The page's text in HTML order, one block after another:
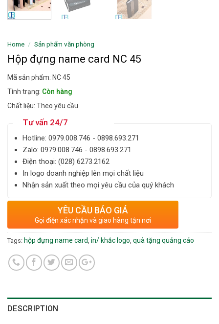
Home / Sản phẩm văn phòng
Hộp đựng name card NC 45
Mã sản phẩm: NC 45
Tình trạng: Còn hàng
Chất liệu: Theo yêu cầu
Tư vấn 24/7
Hotline: ‎0979.008.746 - 0898.693.271
Zalo: ‎‎0979.008.746 - 0898.693.271
Điện thoại: ‎(028) 6273.2162
In logo doanh nghiệp lên mọi chất liệu
Nhận sản xuất theo mọi yêu cầu của quý khách
YÊU CẦU BÁO GIÁ
Gọi điện xác nhận và giao hàng tận nơi
Tags: hộp đựng name card, in/ khắc logo, quà tặng quảng cáo
DESCRIPTION